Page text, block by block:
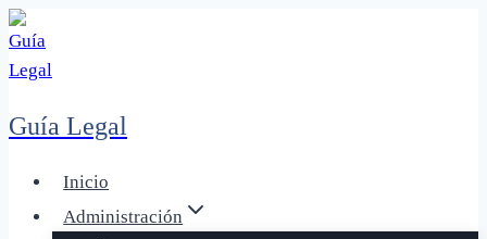
Saltar
al
contenido
Guía Legal
Inicio
Administración